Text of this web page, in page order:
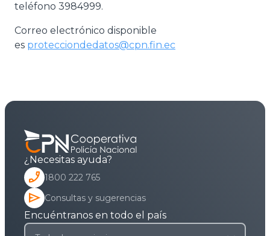
teléfono 3984999.
Correo electrónico disponible
es protecciondedatos@cpn.fin.ec
¿Necesitas ayuda?
phone_enabled 1800 222 765
send Consultas y sugerencias
Encuéntranos en todo el país